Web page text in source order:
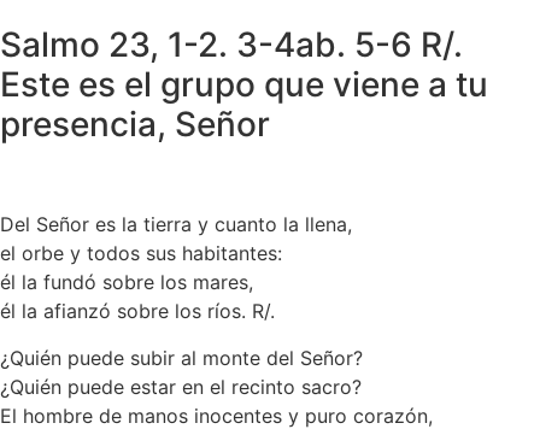
Salmo 23, 1-2. 3-4ab. 5-6 R/.
Este es el grupo que viene a tu
presencia, Señor
Del Señor es la tierra y cuanto la llena,
el orbe y todos sus habitantes:
él la fundó sobre los mares,
él la afianzó sobre los ríos. R/.
¿Quién puede subir al monte del Señor?
¿Quién puede estar en el recinto sacro?
El hombre de manos inocentes y puro corazón,